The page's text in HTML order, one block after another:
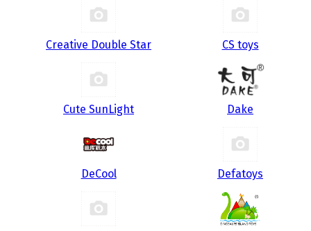
Creative Double Star CS toys
Cute SunLight Dake
DeCool Defatoys